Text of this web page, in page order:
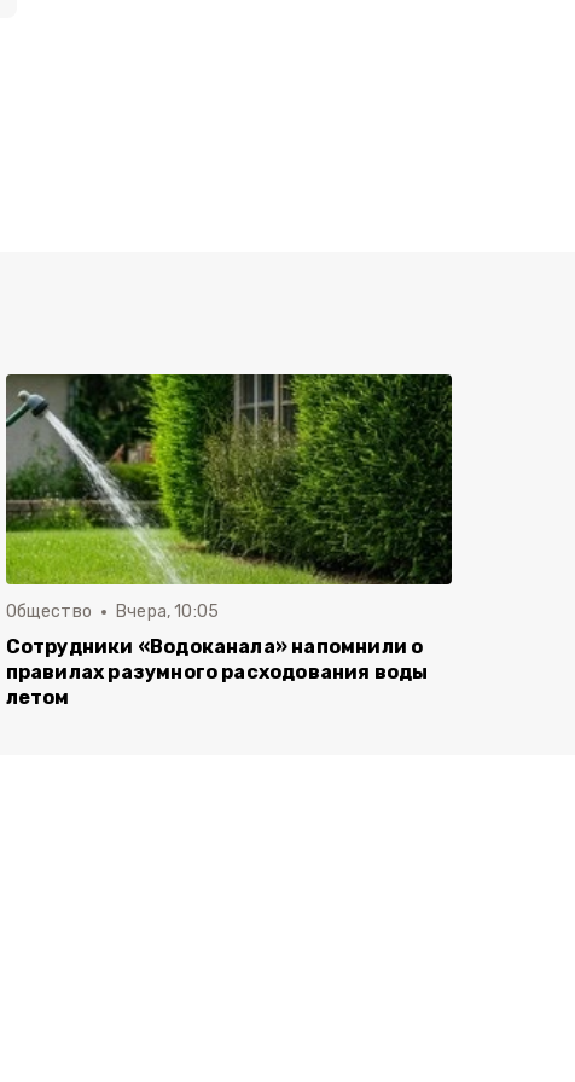
Общество Вчера, 10:05
Сотрудники «Водоканала» напомнили о
правилах разумного расходования воды
летом